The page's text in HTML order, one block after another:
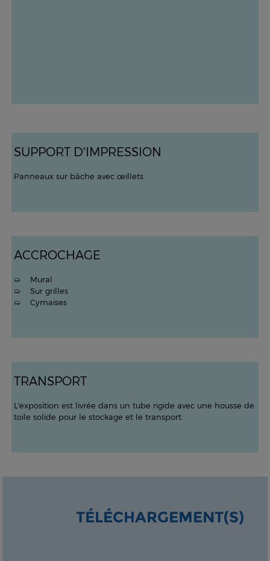
SUPPORT D'IMPRESSION
Panneaux sur bâche avec œillets
ACCROCHAGE
➯ Mural
➯ Sur grilles
➯ Cymaises
TRANSPORT
L'exposition est livrée dans un tube rigide avec une housse de
toile solide pour le stockage et le transport.
TÉLÉCHARGEMENT(S)